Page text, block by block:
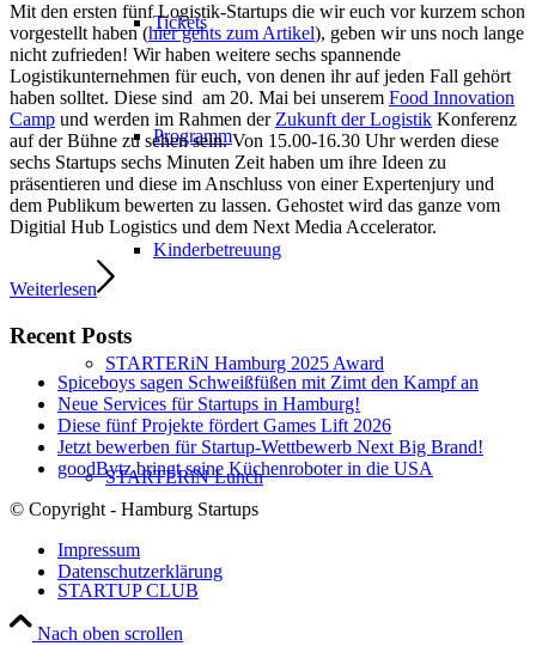
Tickets
Programm
Kinderbetreuung
STARTERiN Hamburg 2025 Award
STARTERiN Lunch
STARTUP CLUB
Mit den ersten fünf Logistik-Startups die wir euch vor kurzem schon
vorgestellt haben (hier gehts zum Artikel), geben wir uns noch lange
nicht zufrieden! Wir haben weitere sechs spannende
Logistikunternehmen für euch, von denen ihr auf jeden Fall gehört
haben solltet. Diese sind am 20. Mai bei unserem Food Innovation
Camp und werden im Rahmen derZukunft der Logistik Konferenz
auf der Bühne zu sehen sein. Von 15.00-16.30 Uhr werden diese
sechs Startups sechs Minuten Zeit haben um ihre Ideen zu
präsentieren und diese im Anschluss von einer Expertenjury und
dem Publikum bewerten zu lassen. Gehostet wird das ganze vom
Digitial Hub Logistics und dem Next Media Accelerator.
Weiterlesen
Recent Posts
Spiceboys sagen Schweißfüßen mit Zimt den Kampf an
Neue Services für Startups in Hamburg!
Diese fünf Projekte fördert Games Lift 2026
Jetzt bewerben für Startup-Wettbewerb Next Big Brand!
goodBytz bringt seine Küchenroboter in die USA
© Copyright - Hamburg Startups
Impressum
Datenschutzerklärung
Nach oben scrollen